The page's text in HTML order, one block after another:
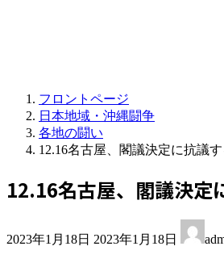
フロントページ
日本地域・沖縄闘争
各地の闘い
12.16名古屋、閣議決定に抗議す
12.16名古屋、閣議決定
2023年1月18日 終
2023年1月18日